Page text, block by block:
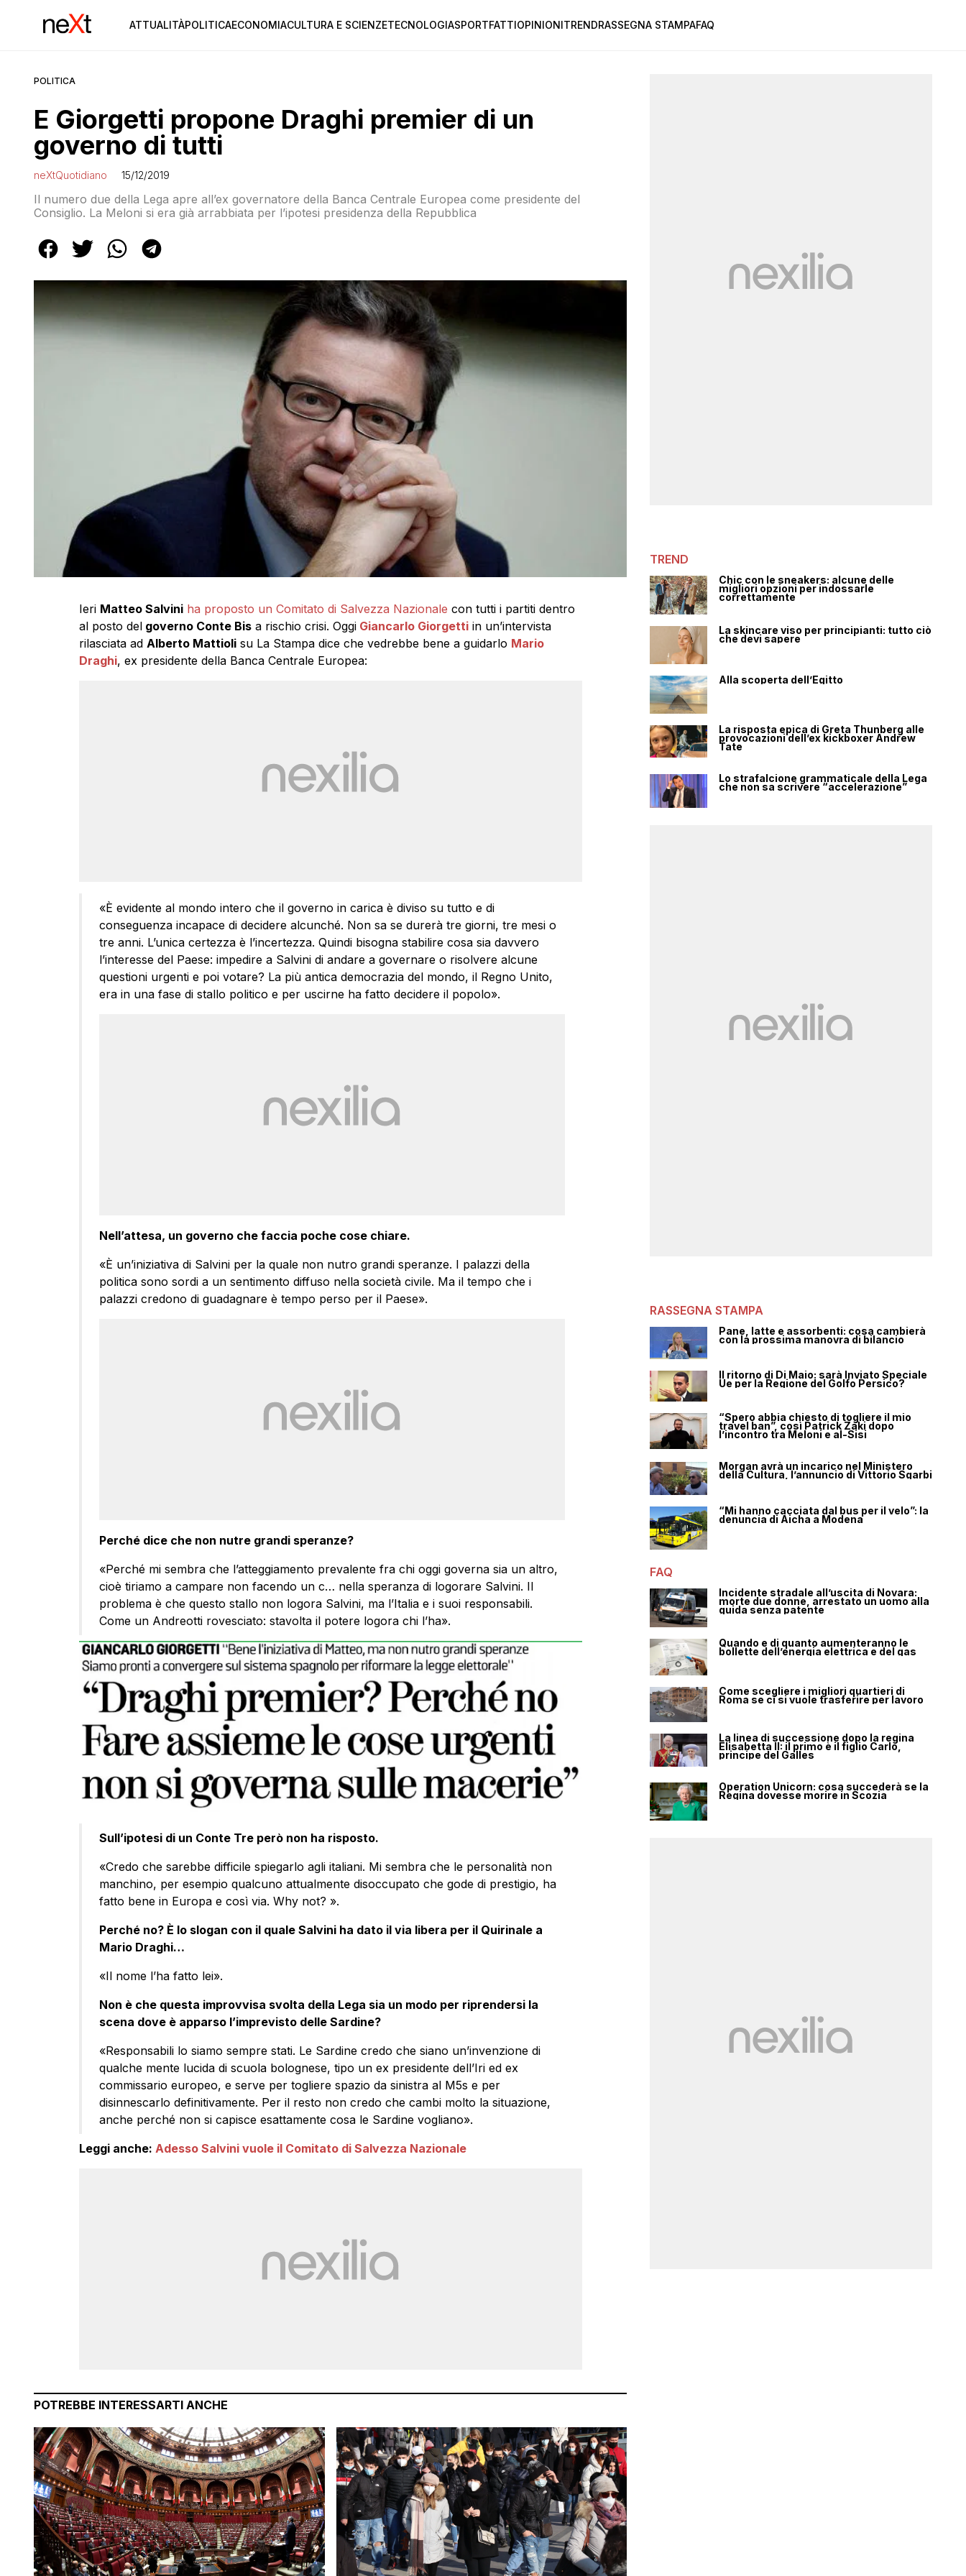
ATTUALITÀPOLITICAECONOMIACULTURA E SCIENZETECNOLOGIASPORTFATTIOPINIONITRENDRASSEGNA STAMPAFAQ
POLITICA
E Giorgetti propone Draghi premier di un
governo di tutti
neXtQuotidiano 15/12/2019
Il numero due della Lega apre all’ex governatore della Banca Centrale Europea come presidente del
Consiglio. La Meloni si era già arrabbiata per l’ipotesi presidenza della Repubblica
Ieri Matteo Salvini ha proposto un Comitato di Salvezza Nazionale con tutti i partiti dentro
al posto delgoverno Conte Bisa rischio crisi. OggiGiancarlo Giorgettiin un’intervista
rilasciata ad Alberto Mattiolisu La Stampa dice che vedrebbe bene a guidarlo Mario
Draghi, ex presidente della Banca Centrale Europea:
«È evidente al mondo intero che il governo in carica è diviso su tutto e di
conseguenza incapace di decidere alcunché. Non sa se durerà tre giorni, tre mesi o
tre anni. L’unica certezza è l’incertezza. Quindi bisogna stabilire cosa sia davvero
l’interesse del Paese: impedire a Salvini di andare a governare o risolvere alcune
questioni urgenti e poi votare? La più antica democrazia del mondo, il Regno Unito,
era in una fase di stallo politico e per uscirne ha fatto decidere il popolo».
Nell’attesa, un governo che faccia poche cose chiare.
«È un’iniziativa di Salvini per la quale non nutro grandi speranze. I palazzi della
politica sono sordi a un sentimento diffuso nella società civile. Ma il tempo che i
palazzi credono di guadagnare è tempo perso per il Paese».
Perché dice che non nutre grandi speranze?
«Perché mi sembra che l’atteggiamento prevalente fra chi oggi governa sia un altro,
cioè tiriamo a campare non facendo un c… nella speranza di logorare Salvini. Il
problema è che questo stallo non logora Salvini, ma l’Italia e i suoi responsabili.
Come un Andreotti rovesciato: stavolta il potere logora chi l’ha».
Sull’ipotesi di un Conte Tre però non ha risposto.
«Credo che sarebbe difficile spiegarlo agli italiani. Mi sembra che le personalità non
manchino, per esempio qualcuno attualmente disoccupato che gode di prestigio, ha
fatto bene in Europa e così via. Why not? ».
Perché no? È lo slogan con il quale Salvini ha dato il via libera per il Quirinale a
Mario Draghi…
«Il nome l’ha fatto lei».
Non è che questa improvvisa svolta della Lega sia un modo per riprendersi la
scena dove è apparso l’imprevisto delle Sardine?
«Responsabili lo siamo sempre stati. Le Sardine credo che siano un’invenzione di
qualche mente lucida di scuola bolognese, tipo un ex presidente dell’Iri ed ex
commissario europeo, e serve per togliere spazio da sinistra al M5s e per
disinnescarlo definitivamente. Per il resto non credo che cambi molto la situazione,
anche perché non si capisce esattamente cosa le Sardine vogliano».
Leggi anche: Adesso Salvini vuole il Comitato di Salvezza Nazionale
POTREBBE INTERESSARTI ANCHE
TREND
Chic con le sneakers: alcune delle
migliori opzioni per indossarle
correttamente
La skincare viso per principianti: tutto ciò
che devi sapere
Alla scoperta dell’Egitto
La risposta epica di Greta Thunberg alle
provocazioni dell’ex kickboxer Andrew
Tate
Lo strafalcione grammaticale della Lega
che non sa scrivere “accelerazione”
RASSEGNA STAMPA
Pane, latte e assorbenti: cosa cambierà
con la prossima manovra di bilancio
Il ritorno di Di Maio: sarà Inviato Speciale
Ue per la Regione del Golfo Persico?
“Spero abbia chiesto di togliere il mio
travel ban”, così Patrick Zaki dopo
l’incontro tra Meloni e al-Sisi
Morgan avrà un incarico nel Ministero
della Cultura, l’annuncio di Vittorio Sgarbi
“Mi hanno cacciata dal bus per il velo”: la
denuncia di Aicha a Modena
FAQ
Incidente stradale all’uscita di Novara:
morte due donne, arrestato un uomo alla
guida senza patente
Quando e di quanto aumenteranno le
bollette dell’energia elettrica e del gas
Come scegliere i migliori quartieri di
Roma se ci si vuole trasferire per lavoro
La linea di successione dopo la regina
Elisabetta II: il primo è il figlio Carlo,
principe del Galles
Operation Unicorn: cosa succederà se la
Regina dovesse morire in Scozia